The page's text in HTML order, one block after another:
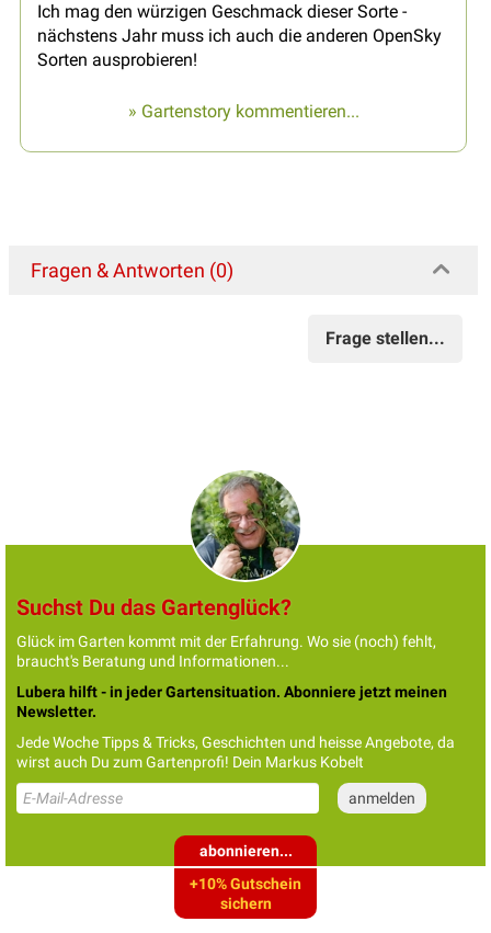
Ich mag den würzigen Geschmack dieser Sorte -
nächstens Jahr muss ich auch die anderen OpenSky
Sorten ausprobieren!
» Gartenstory kommentieren...
Fragen & Antworten (0)
Frage stellen...
Suchst Du das Gartenglück?
Glück im Garten kommt mit der Erfahrung. Wo sie (noch) fehlt,
braucht's Beratung und Informationen...
Lubera hilft - in jeder Gartensituation. Abonniere jetzt meinen
Newsletter.
Jede Woche Tipps & Tricks, Geschichten und heisse Angebote, da
wirst auch Du zum Gartenprofi! Dein Markus Kobelt
abonnieren...
+10% Gutschein
sichern